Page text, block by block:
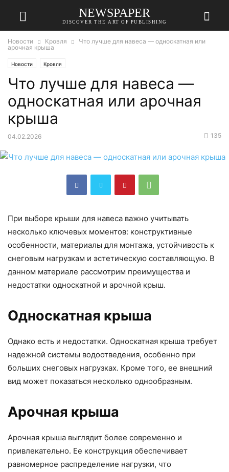
NEWSPAPER
DISCOVER THE ART OF PUBLISHING
Новости Кровля
Что лучше для навеса — односкатная или
арочная крыша
Новости Кровля
Что лучше для навеса —
односкатная или арочная
крыша
04.02.2026 135
При выборе крыши для навеса важно учитывать
несколько ключевых моментов: конструктивные
особенности, материалы для монтажа, устойчивость к
снеговым нагрузкам и эстетическую составляющую. В
данном материале рассмотрим преимущества и
недостатки односкатной и арочной крыш.
Односкатная крыша
Однако есть и недостатки. Односкатная крыша требует
надежной системы водоотведения, особенно при
больших снеговых нагрузках. Кроме того, ее внешний
вид может показаться несколько однообразным.
Арочная крыша
Арочная крыша выглядит более современно и
привлекательно. Ее конструкция обеспечивает
равномерное распределение нагрузки, что